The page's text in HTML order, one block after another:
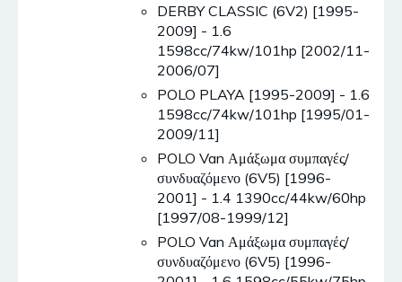
DERBY CLASSIC (6V2) [1995-
2009] - 1.6
1598cc/74kw/101hp [2002/11-
2006/07]
POLO PLAYA [1995-2009] - 1.6
1598cc/74kw/101hp [1995/01-
2009/11]
POLO Van Αμάξωμα συμπαγές/
συνδυαζόμενο (6V5) [1996-
2001] - 1.4 1390cc/44kw/60hp
[1997/08-1999/12]
POLO Van Αμάξωμα συμπαγές/
συνδυαζόμενο (6V5) [1996-